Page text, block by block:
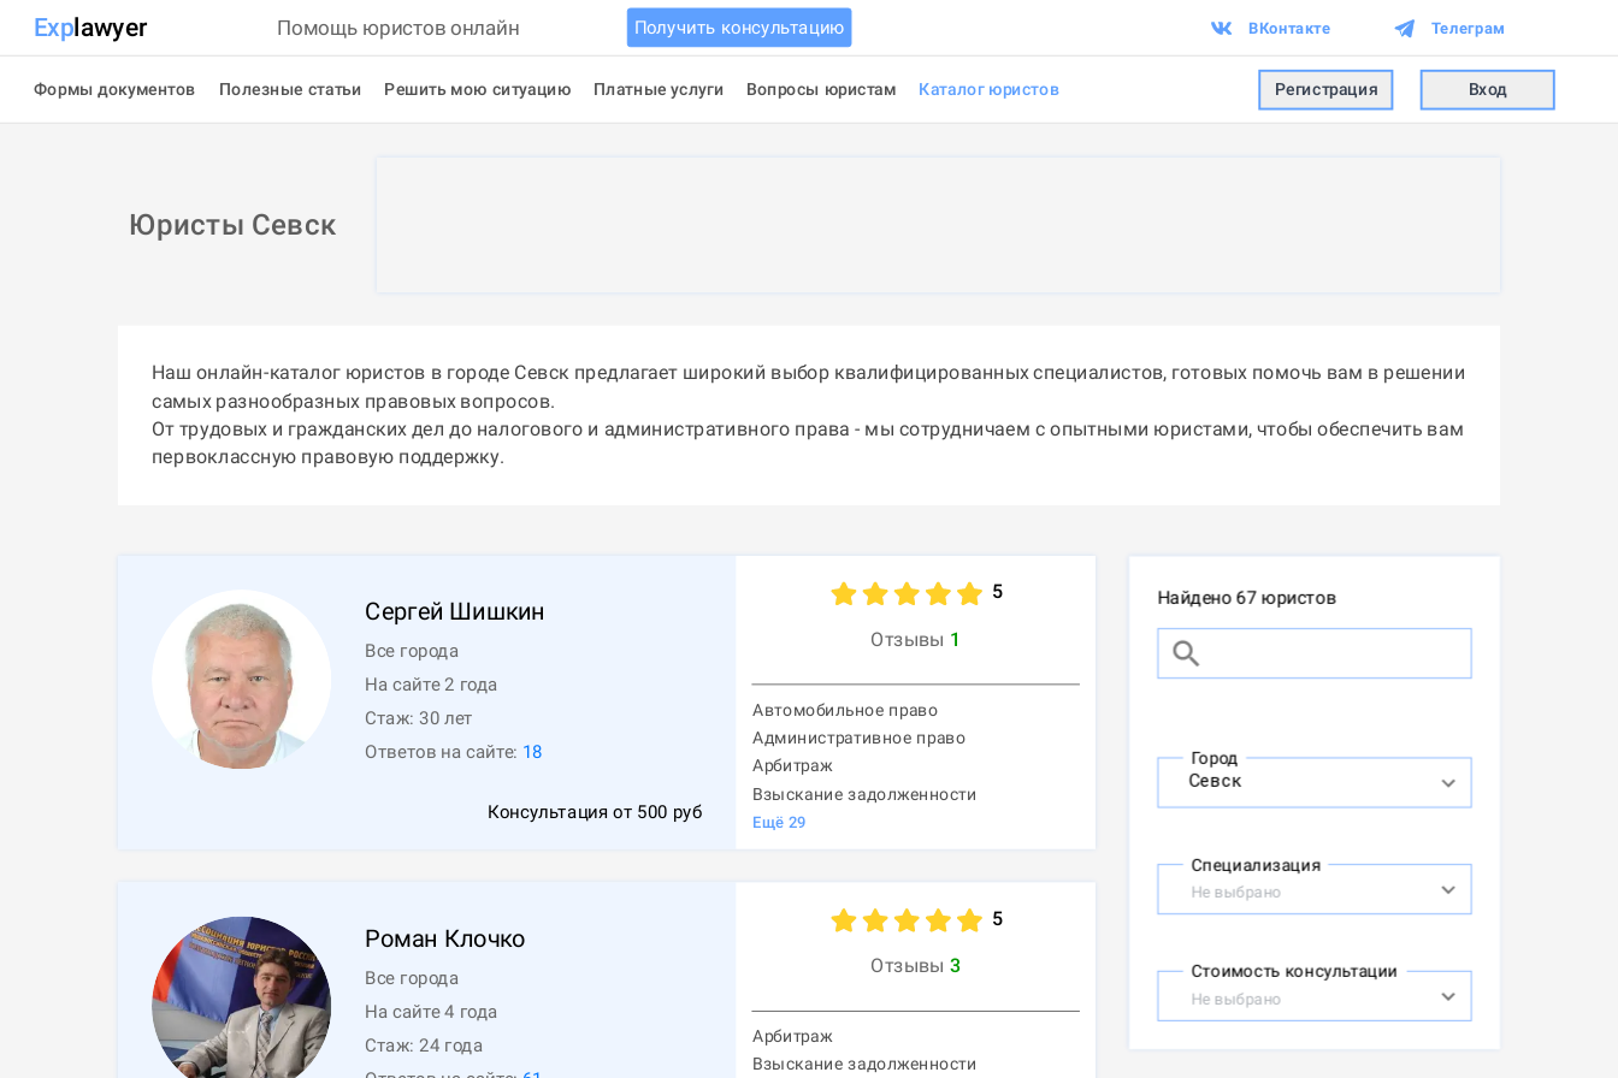
Explawyer Помощь юристов онлайн Получить консультацию ВКонтакте Телеграм
Формы документов Полезные статьи Решить мою ситуацию Платные услуги Вопросы юристам Каталог юристов Регистрация Вход
Юристы Севск
Наш онлайн-каталог юристов в городе Севск предлагает широкий выбор квалифицированных специалистов, готовых помочь вам в решении
самых разнообразных правовых вопросов.
От трудовых и гражданских дел до налогового и административного права - мы сотрудничаем с опытными юристами, чтобы обеспечить вам
первоклассную правовую поддержку.
Сергей Шишкин
Все города
На сайте 2 года
Стаж:30 лет
Ответов на сайте: 18
Консультация от 500 руб
5
Отзывы 1
Автомобильное право
Административное право
Арбитраж
Взыскание задолженности
Ещё 29
Роман Клочко
Все города
На сайте 4 года
Стаж: 24 года
5
Отзывы 3
Арбитраж
Взыскание задолженности
Найдено 67 юристов
Город
Специализация
Не выбрано
Стоимость консультации
Не выбрано